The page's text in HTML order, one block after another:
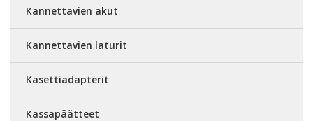
Kannettavien akut
Kannettavien laturit
Kasettiadapterit
Kassapäätteet